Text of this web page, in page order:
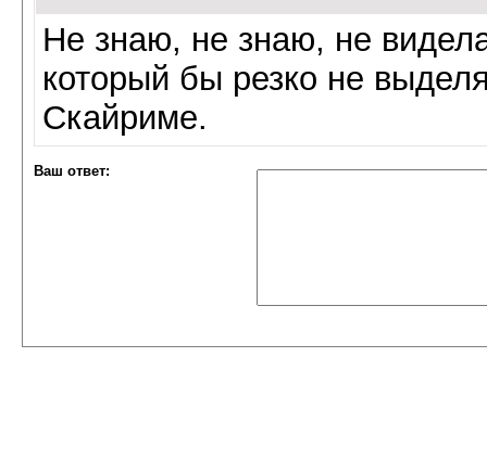
Не знаю, не знаю, не
который бы резко не
Скайриме.
Ваш ответ: